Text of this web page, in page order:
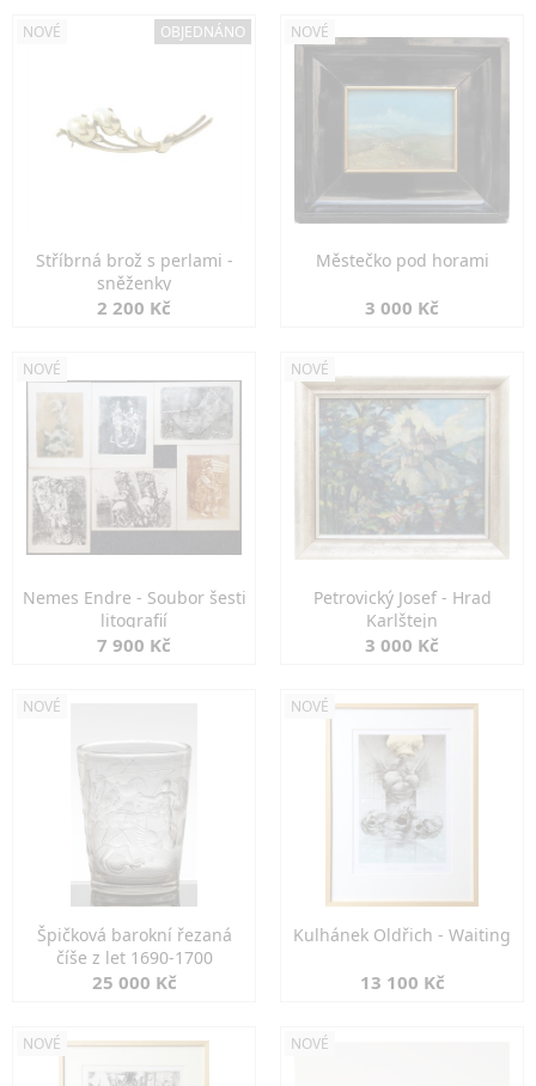
NOVÉ OBJEDNÁNO
Stříbrná brož s perlami -
sněženky
2 200 Kč
NOVÉ
Městečko pod horami
3 000 Kč
NOVÉ
Nemes Endre - Soubor šesti
litografií
7 900 Kč
NOVÉ
Petrovický Josef - Hrad
Karlštejn
3 000 Kč
NOVÉ
Špičková barokní řezaná
číše z let 1690-1700
25 000 Kč
NOVÉ
Kulhánek Oldřich - Waiting
13 100 Kč
NOVÉ NOVÉ